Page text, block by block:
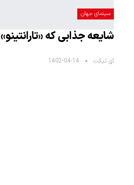
سینمای جهان
شایعه‌ جذابی که
آی تیکت 1402-04-14